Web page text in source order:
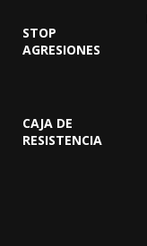
STOP
AGRESIONES
CAJA DE
RESISTENCIA